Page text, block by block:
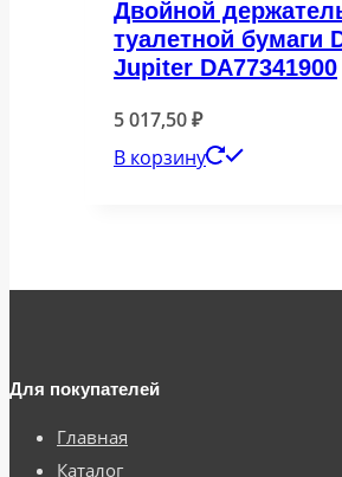
Двойной
туалетной бумаги
Jupiter DA77341900
5 017,50₽
В корзину
Для покупателей
Главная
Каталог